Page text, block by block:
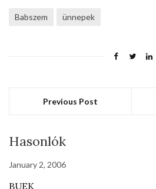
Babszem ünnepek
Previous Post
Hasonlók
January 2, 2006
BUEK